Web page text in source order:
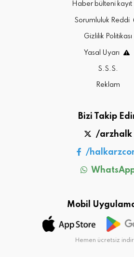
Haber bülteni kayıt
Sorumluluk Reddi
Gizlilik Politikası
Yasal Uyarı
S.S.S.
Reklam
Bizi Takip
/arzhalk
/
Mobil
Hemen ücretsiz